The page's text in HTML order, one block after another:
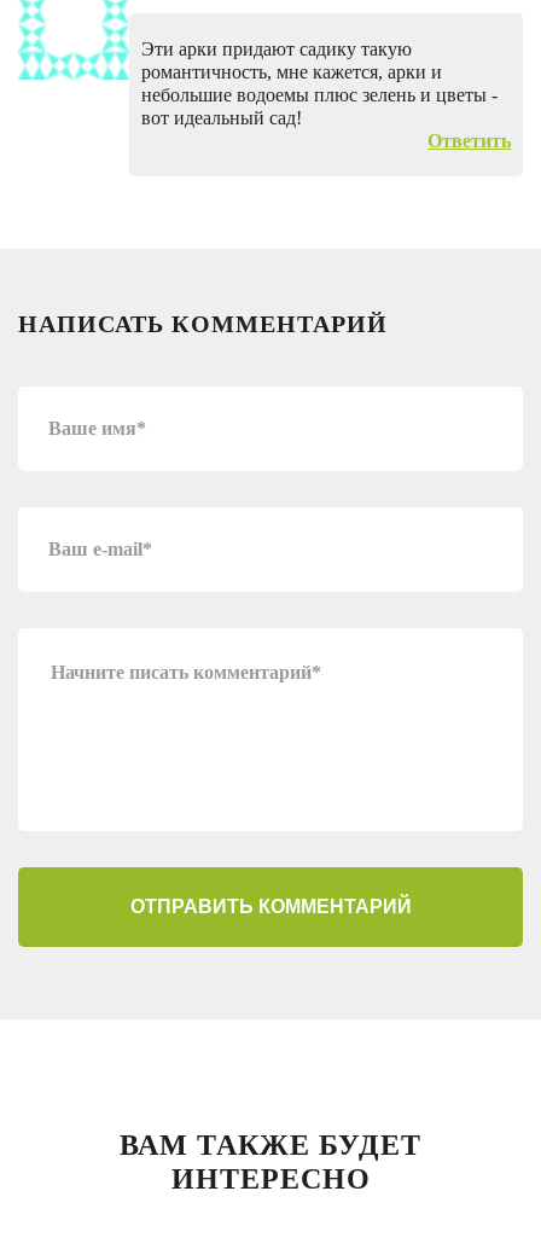
Эти арки придают садику такую
романтичность, мне кажется, арки и
небольшие водоемы плюс зелень и цветы -
вот идеальный сад!
Ответить
НАПИСАТЬ КОММЕНТАРИЙ
ОТПРАВИТЬ КОММЕНТАРИЙ
ВАМ ТАКЖЕ БУДЕТ
ИНТЕРЕСНО